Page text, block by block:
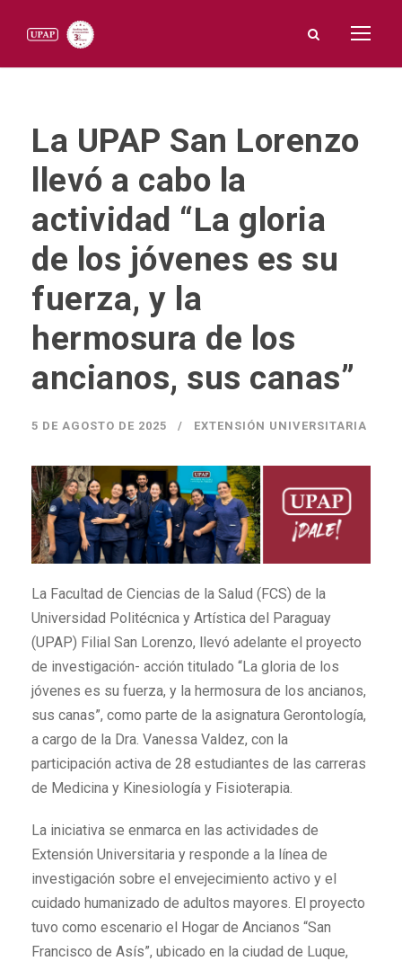
La UPAP San Lorenzo
llevó a cabo la
actividad “La gloria
de los jóvenes es su
fuerza, y la
hermosura de los
ancianos, sus canas”
5 DE AGOSTO DE 2025 EXTENSIÓN UNIVERSITARIA
La Facultad de Ciencias de la Salud (FCS) de la
Universidad Politécnica y Artística del Paraguay
(UPAP) Filial San Lorenzo, llevó adelante el proyecto
de investigación- acción titulado “La gloria de los
jóvenes es su fuerza, y la hermosura de los ancianos,
sus canas”, como parte de la asignatura Gerontología,
a cargo de la Dra. Vanessa Valdez, con la
participación activa de 28 estudiantes de las carreras
de Medicina y Kinesiología y Fisioterapia.
La iniciativa se enmarca en las actividades de
Extensión Universitaria y responde a la línea de
investigación sobre el envejecimiento activo y el
cuidado humanizado de adultos mayores. El proyecto
tuvo como escenario el Hogar de Ancianos “San
Francisco de Asís”, ubicado en la ciudad de Luque,